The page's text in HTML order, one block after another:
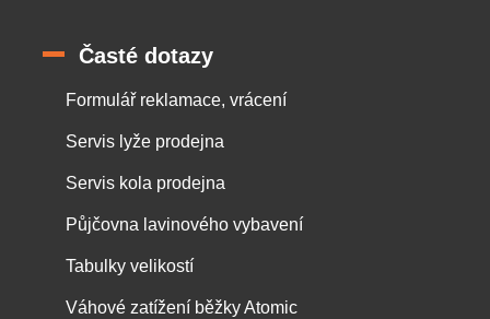
Časté dotazy
Formulář reklamace, vrácení
Servis lyže prodejna
Servis kola prodejna
Půjčovna lavinového vybavení
Tabulky velikostí
Váhové zatížení běžky Atomic